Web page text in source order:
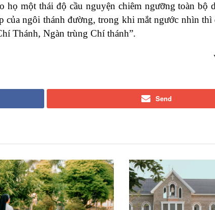
một thái độ cầu nguyện chiêm ngưỡng toàn bộ
của ngôi thánh đường, trong khi mắt ngước nhìn thì
Thánh, Ngàn trùng Chí thánh”.
Send